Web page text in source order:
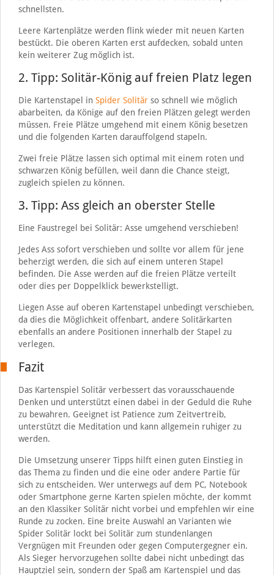
schnellsten.
Leere Kartenplätze werden flink wieder mit neuen Karten
bestückt. Die oberen Karten erst aufdecken, sobald unten
kein weiterer Zug möglich ist.
2. Tipp: Solitär-König auf freien Platz legen
Die Kartenstapel in Spider Solitärso schnell wie möglich
abarbeiten, da Könige auf den freien Plätzen gelegt werden
müssen. Freie Plätze umgehend mit einem König besetzen
und die folgenden Karten darauffolgend stapeln.
Zwei freie Plätze lassen sich optimal mit einem roten und
schwarzen König befüllen, weil dann die Chance steigt,
zugleich spielen zu können.
3. Tipp: Ass gleich an oberster Stelle
Eine Faustregel bei Solitär: Asse umgehend verschieben!
Jedes Ass sofort verschieben und sollte vor allem für jene
beherzigt werden, die sich auf einem unteren Stapel
befinden. Die Asse werden auf die freien Plätze verteilt
oder dies per Doppelklick bewerkstelligt.
Liegen Asse auf oberen Kartenstapel unbedingt verschieben,
da dies die Möglichkeit offenbart, andere Solitärkarten
ebenfalls an andere Positionen innerhalb der Stapel zu
verlegen.
Fazit
Das Kartenspiel Solitär verbessert das vorausschauende
Denken und unterstützt einen dabei in der Geduld die Ruhe
zu bewahren. Geeignet ist Patience zum Zeitvertreib,
unterstützt die Meditation und kann allgemein ruhiger zu
werden.
Die Umsetzung unserer Tipps hilft einen guten Einstieg in
das Thema zu finden und die eine oder andere Partie für
sich zu entscheiden. Wer unterwegs auf dem PC, Notebook
oder Smartphone gerne Karten spielen möchte, der kommt
an den Klassiker Solitär nicht vorbei und empfehlen wir eine
Runde zu zocken. Eine breite Auswahl an Varianten wie
Spider Solitär lockt bei Solitär zum stundenlangen
Vergnügen mit Freunden oder gegen Computergegner ein.
Als Sieger hervorzugehen sollte dabei nicht unbedingt das
Hauptziel sein, sondern der Spaß am Kartenspiel und das